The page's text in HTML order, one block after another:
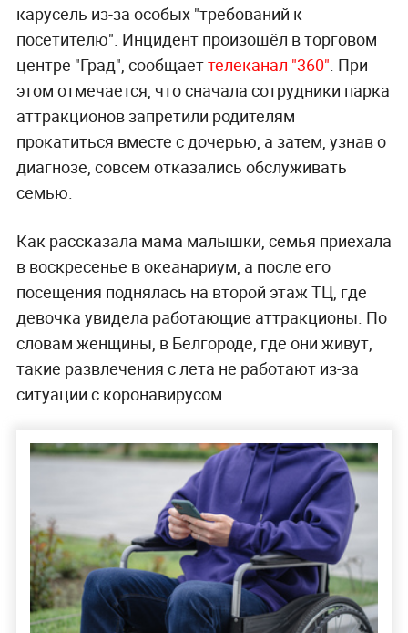
карусель из-за особых "требований к
посетителю". Инцидент произошёл в торговом
центре "Град", сообщаеттелеканал "360" . При
этом отмечается, что сначала сотрудники парка
аттракционов запретили родителям
прокатиться вместе с дочерью, а затем, узнав о
диагнозе, совсем отказались обслуживать
семью.
Как рассказала мама малышки, семья приехала
в воскресенье в океанариум, а после его
посещения поднялась на второй этаж ТЦ, где
девочка увидела работающие аттракционы. По
словам женщины, в Белгороде, где они живут,
такие развлечения с лета не работают из-за
ситуации с коронавирусом.